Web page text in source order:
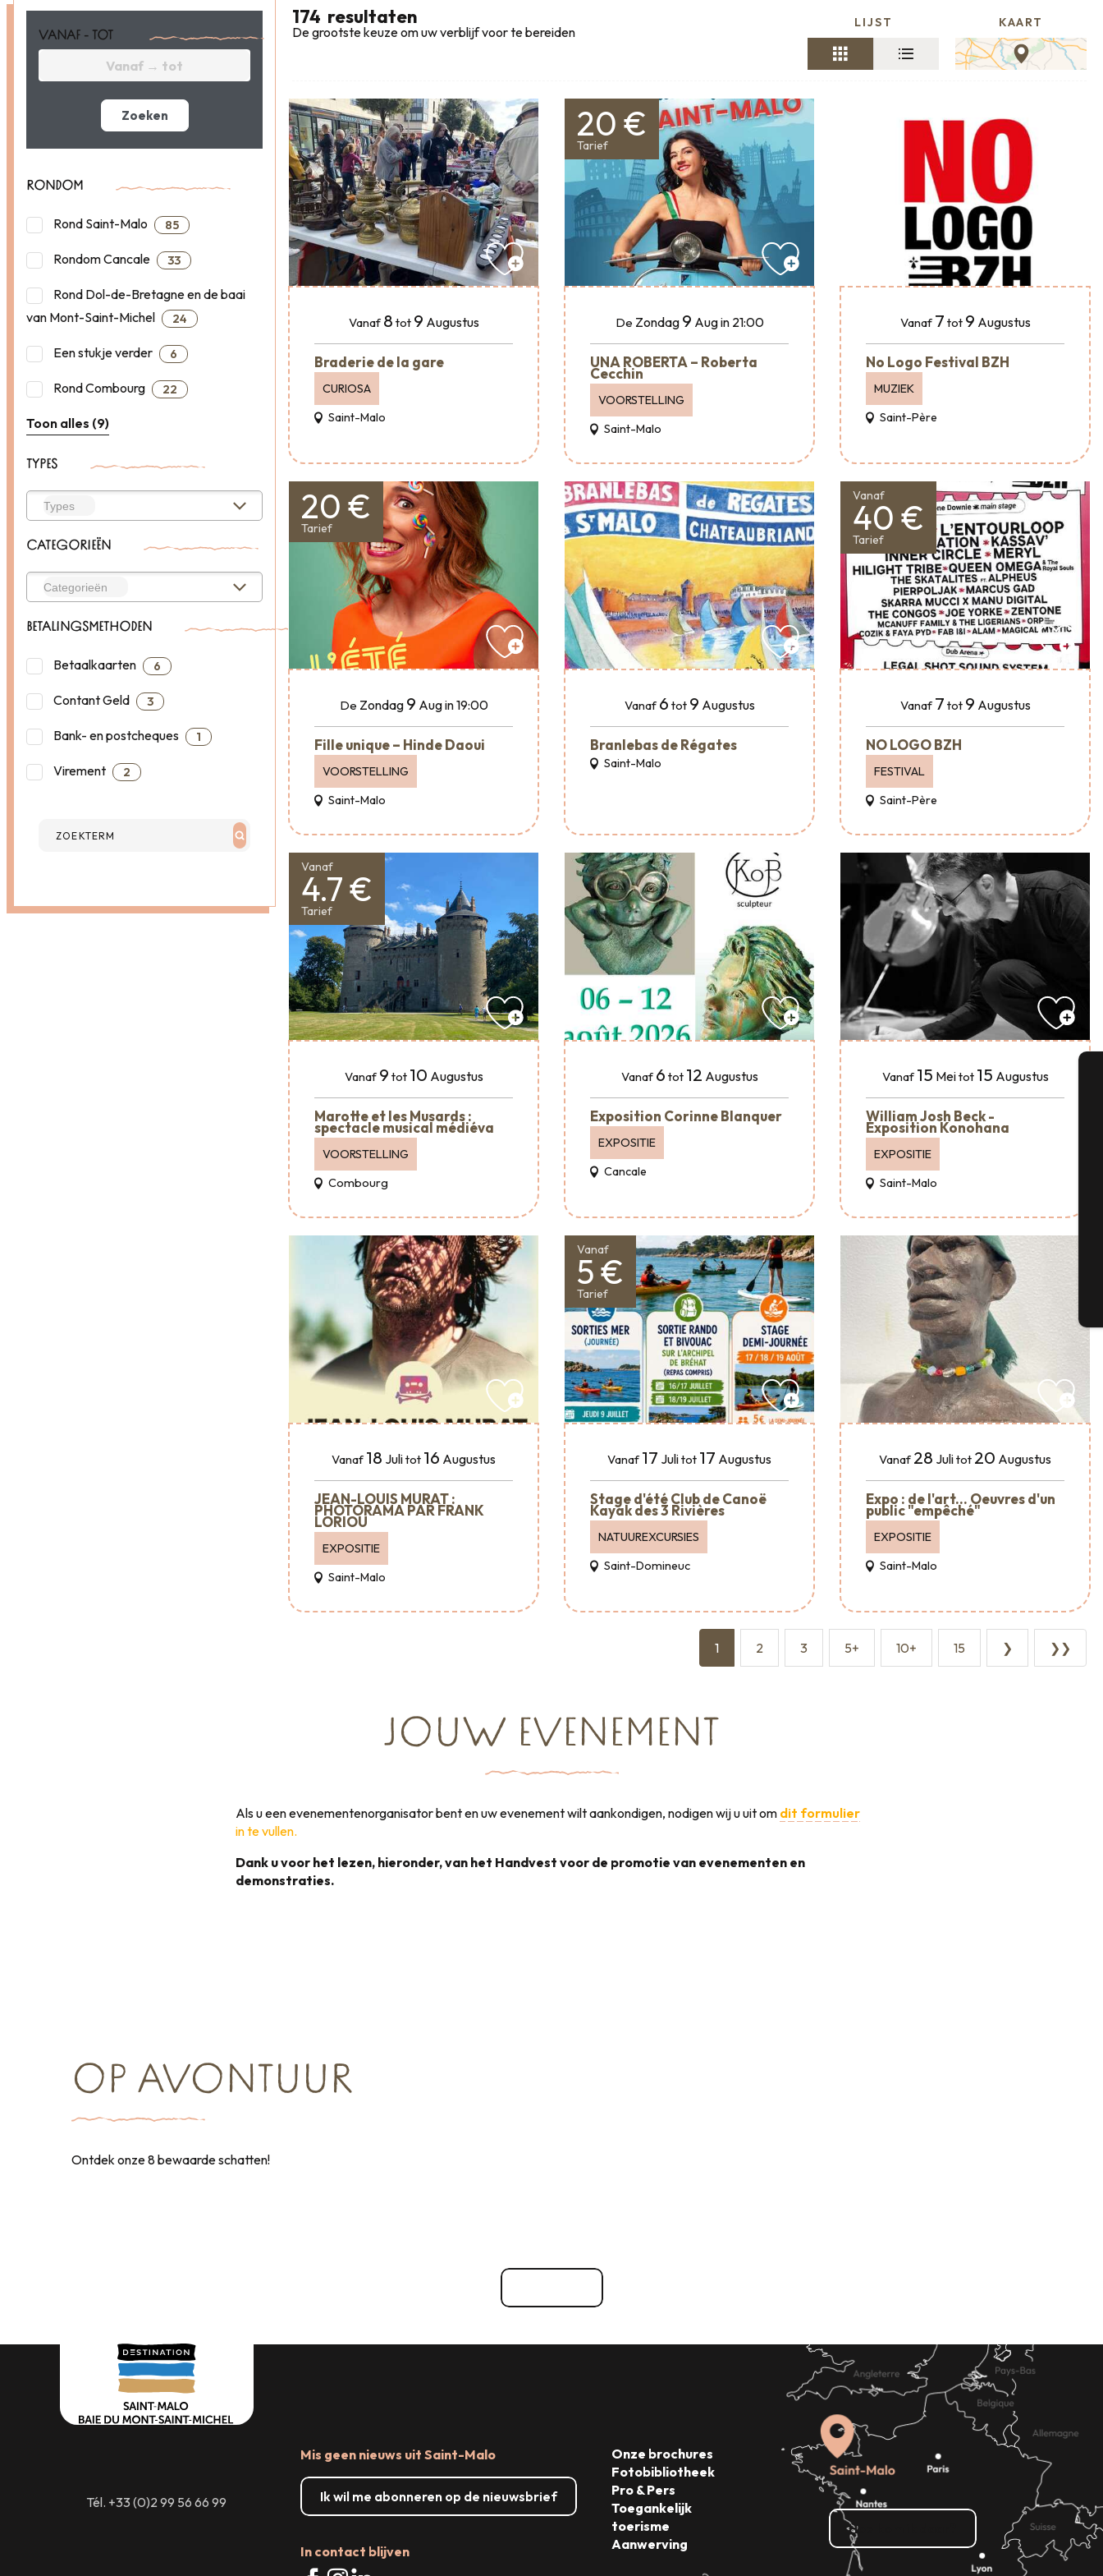
VANAF - TOT
Zoeken
RONDOM
Rond Saint-Malo 85
Rondom Cancale 33
Rond Dol-de-Bretagne en de baai
van Mont-Saint-Michel
24
Een stukje verder 6
Rond Combourg 22
Toon alles (9)
TYPES
CATEGORIEËN
BETALINGSMETHODEN
Betaalkaarten 6
Contant Geld 3
Bank- en postcheques 1
Virement 2
174 resultaten
De grootste keuze om uw verblijf voor te bereiden
LIJST KAART
Vanaf 8 tot 9 Augustus
Braderie de la gare
CURIOSA
Saint-Malo
20 €
Tarief
De Zondag 9 Augin 21:00
UNA ROBERTA – Roberta
Cecchin
VOORSTELLING
Saint-Malo
Vanaf 7 tot 9 Augustus
No Logo Festival BZH
MUZIEK
Saint-Père
20 €
Tarief
De Zondag 9 Augin 19:00
Fille unique – Hinde Daoui
VOORSTELLING
Saint-Malo
Vanaf 6 tot 9 Augustus
Branlebas de Régates
Saint-Malo
Vanaf
40 €
Tarief
Vanaf 7 tot 9 Augustus
NO LOGO BZH
FESTIVAL
Saint-Père
Vanaf
4.7 €
Tarief
Vanaf 9 tot 10 Augustus
Marotte et les Musards :
spectacle musical médiéva
VOORSTELLING
Combourg
Vanaf 6 tot 12 Augustus
Exposition Corinne Blanquer
EXPOSITIE
Cancale
Vanaf 15 Meitot 15 Augustus
William Josh Beck -
Exposition Konohana
EXPOSITIE
Saint-Malo
Vanaf 18 Julitot 16 Augustus
JEAN-LOUIS MURAT :
PHOTORAMA PAR FRANK
LORIOU
EXPOSITIE
Saint-Malo
Vanaf
5 €
Tarief
Vanaf 17 Julitot 17 Augustus
Stage d'été Club de Canoë
Kayak des 3 Rivières
NATUUREXCURSIES
Saint-Domineuc
Vanaf 28 Julitot 20 Augustus
Expo : de l'art... Oeuvres d'un
public "empêché"
EXPOSITIE
Saint-Malo
1 2 3 5+ 10+ 15 ❯ ❯❯
JOUW EVENEMENT
Als u een evenementenorganisator bent en uw evenement wilt aankondigen, nodigen wij u uit om dit formulier
in te vullen.
Dank u voor het lezen, hieronder, van het Handvest voor de promotie van evenementen en
demonstraties.
OP AVONTUUR
Ontdek onze 8 bewaarde schatten!
Tél. +33 (0)2 99 56 66 99
Mis geen nieuws uit Saint-Malo
Ik wil me abonneren op de nieuwsbrief
In contact blijven
Onze brochures
Fotobibliotheek
Pro & Pers
Toegankelijk
toerisme
Aanwerving
Hoe kom ik daar?